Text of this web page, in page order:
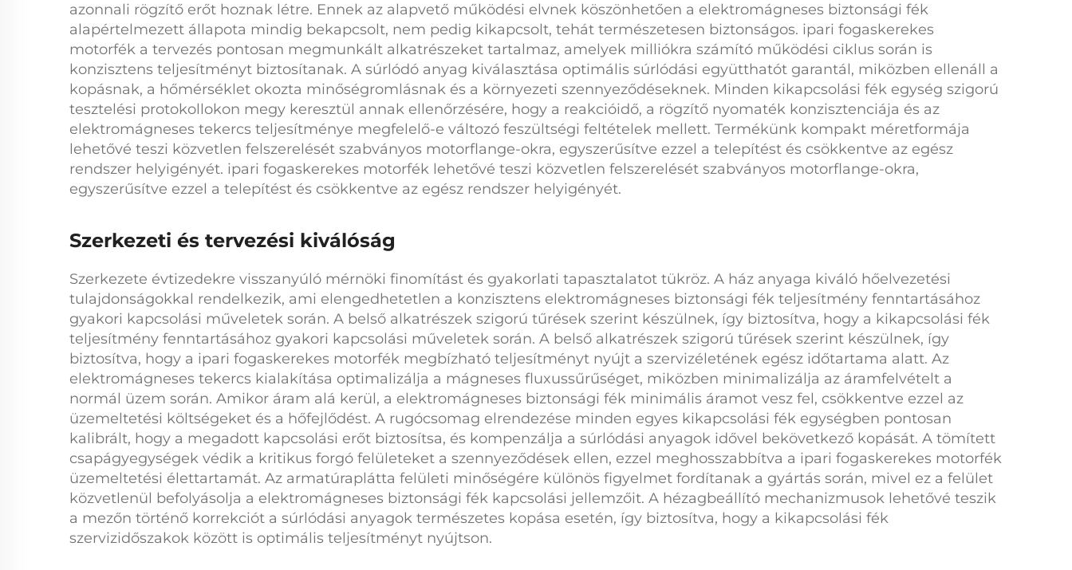
azonnali rögzítő erőt hoznak létre. Ennek az alapvető működési elvnek köszönhetően a elektromágneses biztonsági fék
alapértelmezett állapota mindig bekapcsolt, nem pedig kikapcsolt, tehát természetesen biztonságos. ipari fogaskerekes
motorfék a tervezés pontosan megmunkált alkatrészeket tartalmaz, amelyek milliókra számító működési ciklus során is
konzisztens teljesítményt biztosítanak. A súrlódó anyag kiválasztása optimális súrlódási együtthatót garantál, miközben ellenáll a
kopásnak, a hőmérséklet okozta minőségromlásnak és a környezeti szennyeződéseknek. Minden kikapcsolási fék egység szigorú
tesztelési protokollokon megy keresztül annak ellenőrzésére, hogy a reakcióidő, a rögzítő nyomaték konzisztenciája és az
elektromágneses tekercs teljesítménye megfelelő-e változó feszültségi feltételek mellett. Termékünk kompakt méretformája
lehetővé teszi közvetlen felszerelését szabványos motorflange-okra, egyszerűsítve ezzel a telepítést és csökkentve az egész
rendszer helyigényét. ipari fogaskerekes motorfék lehetővé teszi közvetlen felszerelését szabványos motorflange-okra,
egyszerűsítve ezzel a telepítést és csökkentve az egész rendszer helyigényét.
Szerkezeti és tervezési kiválóság
Szerkezete évtizedekre visszanyúló mérnöki finomítást és gyakorlati tapasztalatot tükröz. A ház anyaga kiváló hőelvezetési
tulajdonságokkal rendelkezik, ami elengedhetetlen a konzisztens elektromágneses biztonsági fék teljesítmény fenntartásához
gyakori kapcsolási műveletek során. A belső alkatrészek szigorú tűrések szerint készülnek, így biztosítva, hogy a kikapcsolási fék
teljesítmény fenntartásához gyakori kapcsolási műveletek során. A belső alkatrészek szigorú tűrések szerint készülnek, így
biztosítva, hogy a ipari fogaskerekes motorfék megbízható teljesítményt nyújt a szervizéletének egész időtartama alatt. Az
elektromágneses tekercs kialakítása optimalizálja a mágneses fluxussűrűséget, miközben minimalizálja az áramfelvételt a
normál üzem során. Amikor áram alá kerül, a elektromágneses biztonsági fék minimális áramot vesz fel, csökkentve ezzel az
üzemeltetési költségeket és a hőfejlődést. A rugócsomag elrendezése minden egyes kikapcsolási fék egységben pontosan
kalibrált, hogy a megadott kapcsolási erőt biztosítsa, és kompenzálja a súrlódási anyagok idővel bekövetkező kopását. A tömített
csapágyegységek védik a kritikus forgó felületeket a szennyeződések ellen, ezzel meghosszabbítva a ipari fogaskerekes motorfék
üzemeltetési élettartamát. Az armatúraplátta felületi minőségére különös figyelmet fordítanak a gyártás során, mivel ez a felület
közvetlenül befolyásolja a elektromágneses biztonsági fék kapcsolási jellemzőit. A hézagbeállító mechanizmusok lehetővé teszik
a mezőn történő korrekciót a súrlódási anyagok természetes kopása esetén, így biztosítva, hogy a kikapcsolási fék
szervizidőszakok között is optimális teljesítményt nyújtson.